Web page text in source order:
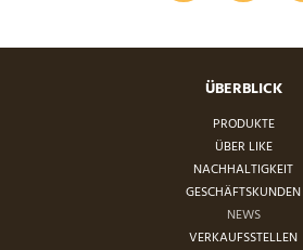
ÜBERBLICK
PRODUKTE
ÜBER LIKE
NACHHALTIGKEIT
GESCHÄFTSKUNDEN
NEWS
VERKAUFSSTELLEN